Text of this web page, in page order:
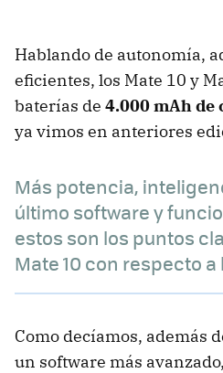
Hablando de autonomía,
eficientes, los Mate 10 y
baterías de 4.000 mAh de
ya vimos en anteriores
Más potencia,
último software y
estos son los puntos
Mate 10 con respecto a
Como decíamos, además
un software más